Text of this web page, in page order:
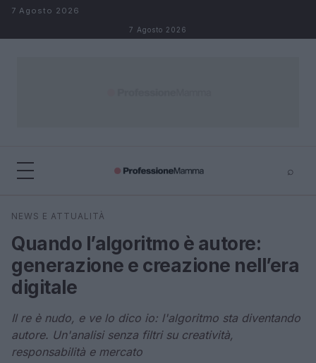
Salta al contenuto
7 Agosto 2026
7 Agosto 2026
⌕
Cerca
NEWS E ATTUALITÀ
Quando l’algoritmo è autore:
generazione e creazione nell’era
digitale
Il re è nudo, e ve lo dico io: l'algoritmo sta diventando
autore. Un'analisi senza filtri su creatività,
responsabilità e mercato